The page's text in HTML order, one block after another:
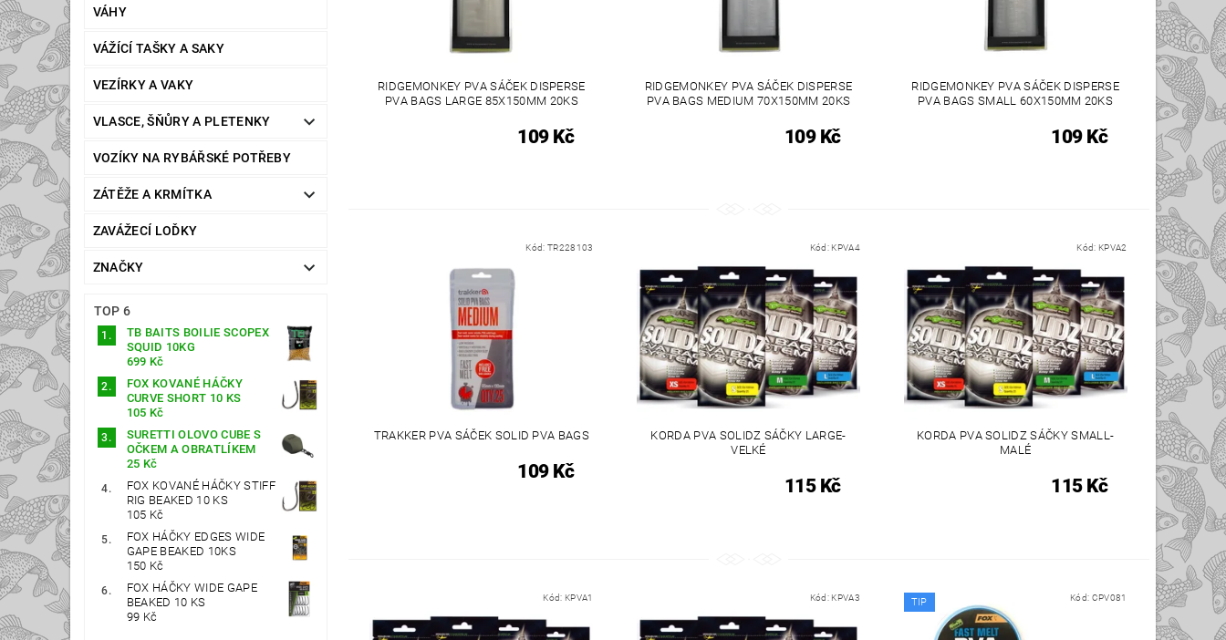
VÁHY
VÁŽÍCÍ TAŠKY A SAKY
VEZÍRKY A VAKY
VLASCE, ŠŇŮRY A PLETENKY
VOZÍKY NA RYBÁŘSKÉ POTŘEBY
ZÁTĚŽE A KRMÍTKA
ZAVÁŽECÍ LOĎKY
ZNAČKY
TOP 6
TB BAITS BOILIE SCOPEX
SQUID 10KG
699 Kč
FOX KOVANÉ HÁČKY
CURVE SHORT 10 KS
105 Kč
SURETTI OLOVO CUBE S
OČKEM A OBRATLÍKEM
25 Kč
FOX KOVANÉ HÁČKY STIFF
RIG BEAKED 10 KS
105 Kč
FOX HÁČKY EDGES WIDE
GAPE BEAKED 10KS
150 Kč
FOX HÁČKY WIDE GAPE
BEAKED 10 KS
99 Kč
RIDGEMONKEY PVA SÁČEK DISPERSE
PVA BAGS LARGE 85X150MM 20KS
109 Kč
RIDGEMONKEY PVA SÁČEK DISPERSE
PVA BAGS MEDIUM 70X150MM 20KS
109 Kč
RIDGEMONKEY PVA SÁČEK DISPERSE
PVA BAGS SMALL 60X150MM 20KS
109 Kč
Kód: TR228103
TRAKKER PVA SÁČEK SOLID PVA BAGS
109 Kč
Kód: KPVA4
KORDA PVA SOLIDZ SÁČKY LARGE-
VELKÉ
115 Kč
Kód: KPVA2
KORDA PVA SOLIDZ SÁČKY SMALL-
MALÉ
115 Kč
Kód: KPVA1 Kód: KPVA3 TIP Kód: CPV081